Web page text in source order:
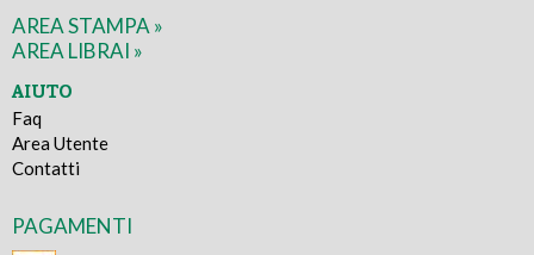
AREA STAMPA »
AREA LIBRAI »
AIUTO
Faq
Area Utente
Contatti
PAGAMENTI